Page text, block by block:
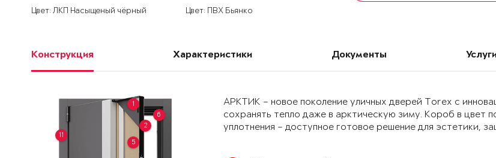
Цвет: ЛКП Насыщеный чёрный Цвет: ПВХ Бьянко
Конструкция Характеристики Документы
1
2
5
6
11
АРКТИК – новое поколение уличных дверей Torex с
сохранять тепло даже в арктическую зиму. Короб в цвет
уплотнения – доступное готовое решение для эстетики,